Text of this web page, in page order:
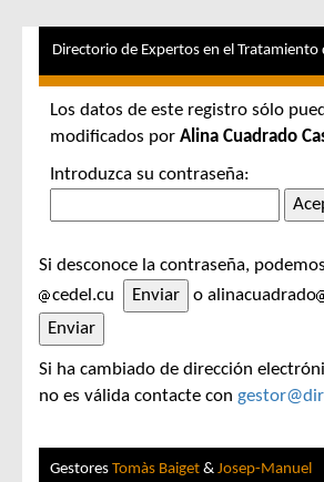
Directorio de Expertos en el
Los datos de este registro sólo
modificados por Alina Cuadrado
Introduzca su contraseña:
Si desconoce la contraseña,
cedel.cu
o alinacuadrado
Si ha cambiado de dirección
no es válida contacte con
Gestores Tomàs Baiget & Josep-Manuel